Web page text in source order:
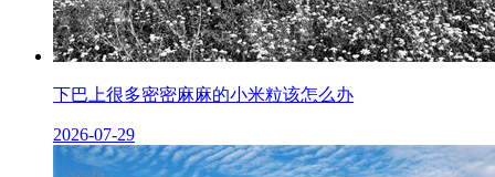
下巴上很多密密麻麻的小米粒该怎么办
2026-07-29